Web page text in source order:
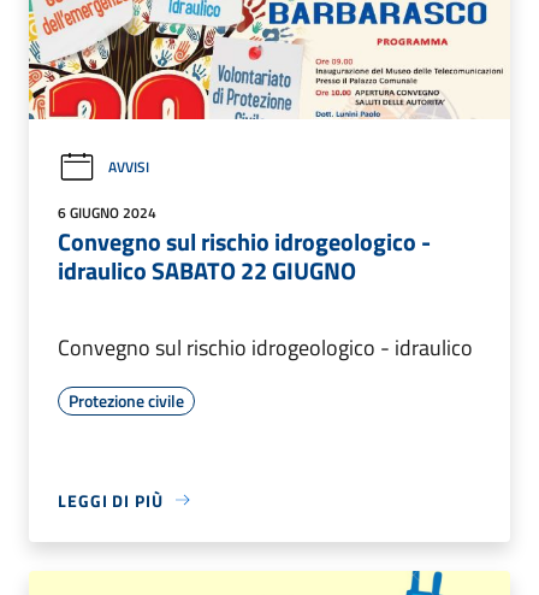
AVVISI
6 GIUGNO 2024
Convegno sul rischio idrogeologico -
idraulico SABATO 22 GIUGNO
Convegno sul rischio idrogeologico - idraulico
Protezione civile
LEGGI DI PIÙ